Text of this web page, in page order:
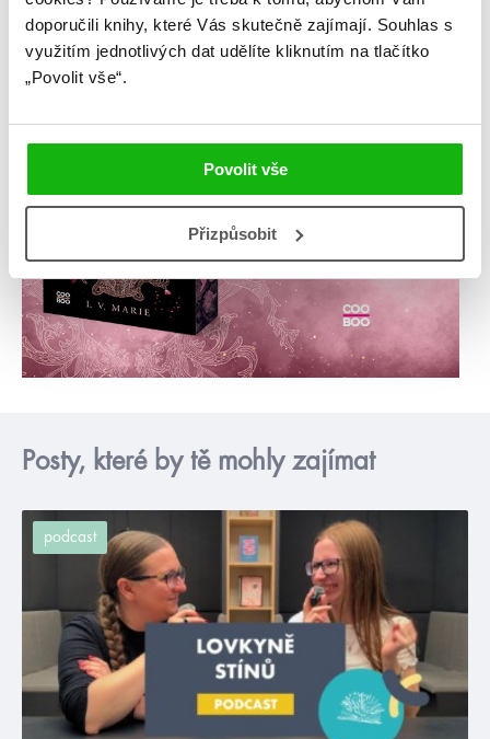
doporučili knihy, které Vás skutečně zajímají. Souhlas s
využitím jednotlivých dat udělíte kliknutím na tlačítko
„Povolit vše“.
Povolit vše
Přizpůsobit
Posty, které by tě mohly zajímat
podcast